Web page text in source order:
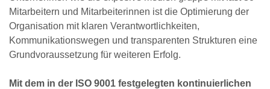
Mitarbeitern und Mitarbeiterinnen ist die Optimierung der
Organisation mit klaren Verantwortlichkeiten,
Kommunikationswegen und transparenten Strukturen eine
Grundvoraussetzung für weiteren Erfolg.
Mit dem in der ISO 9001 festgelegten kontinuierlichen